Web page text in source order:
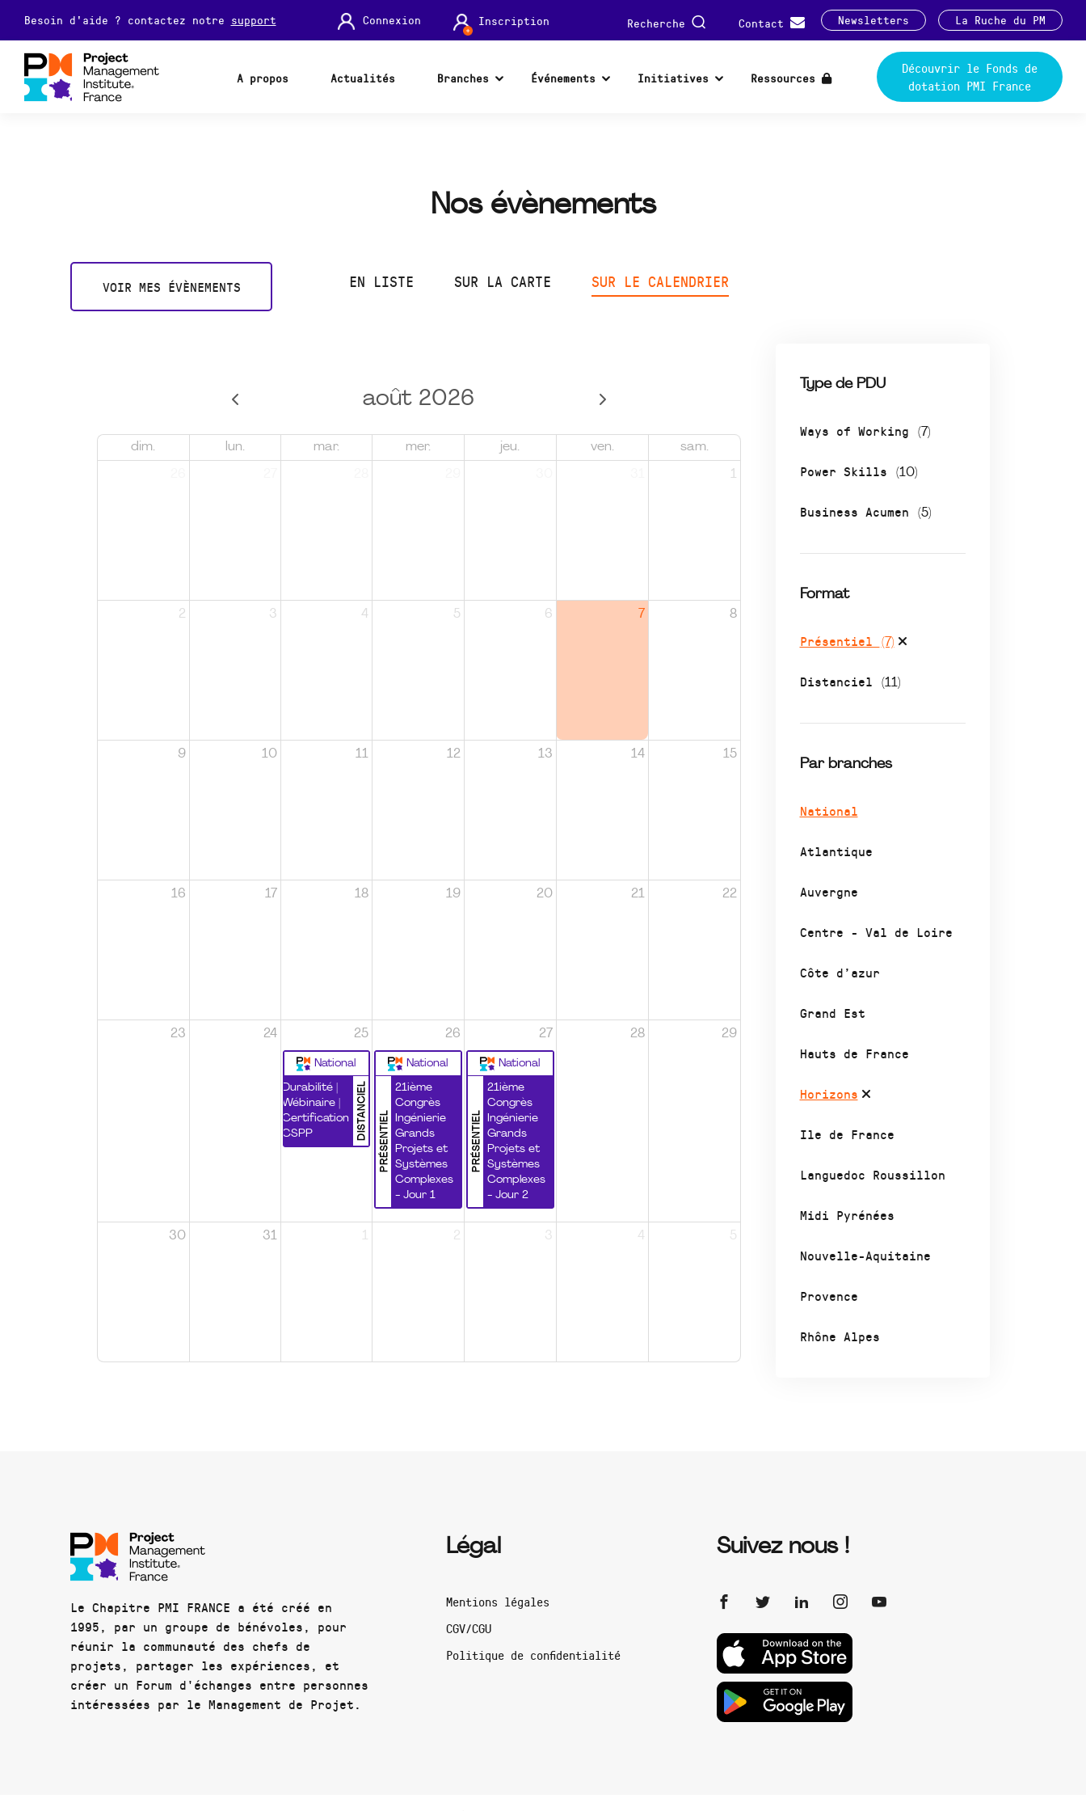
Besoin d'aide ? contactez notre support Connexion Inscription Recherche Contact Newsletters La Ruche du PM
A propos Actualités Branches Événements Initiatives Ressources
Découvrir le Fonds de
dotation PMI France
Nos évènements
VOIR MES ÉVÈNEMENTS EN LISTE SUR LA CARTE SUR LE CALENDRIER
Type de PDU
Ways of Working (7)
Power Skills (10)
Business Acumen (5)
Format
Présentiel (7)
Distanciel (11)
Par branches
National
Atlantique
Auvergne
Centre - Val de Loire
Côte d’azur
Grand Est
Hauts de France
Horizons
Ile de France
Languedoc Roussillon
Midi Pyrénées
Nouvelle-Aquitaine
Provence
Rhône Alpes
août 2026
dim. lun. mar. mer. jeu. ven. sam.
1
2 3 4 5 6 7 8
9 10 11 12 13 14 15
16 17 18 19 20 21 22
23 24 25
National
DISTANCIEL
Durabilité |
Wébinaire |
Certification
CSPP
26
National
PRÉSENTIEL
21ième
Congrès
Ingénierie
Grands
Projets et
Systèmes
Complexes
- Jour 1
27
National
PRÉSENTIEL
21ième
Congrès
Ingénierie
Grands
Projets et
Systèmes
Complexes
- Jour 2
28 29
30 31 1 2 3 4 5
Le Chapitre PMI FRANCE a été créé en
1995, par un groupe de bénévoles, pour
réunir la communauté des chefs de
projets, partager les expériences, et
créer un Forum d'échanges entre personnes
intéressées par le Management de Projet.
Légal
Mentions légales
CGV/CGU
Politique de confidentialité
Suivez nous !